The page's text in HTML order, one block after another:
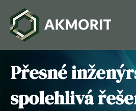
Přeskočit
obsah
Přesné
spolehlivá